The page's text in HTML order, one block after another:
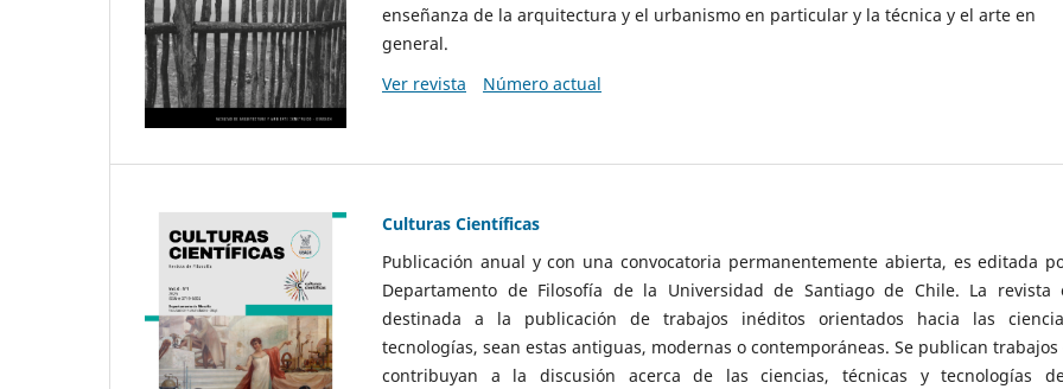
enseñanza de la arquitectura y el urbanismo en particular y la técnica y el arte en
general.
Ver revista
Número actual
Culturas Científicas
Publicación anual y con una convocatoria permanentemente abierta, es editada
Departamento de Filosofía de la Universidad de Santiago de Chile. La revista
destinada a la publicación de trabajos inéditos orientados hacia las
tecnologías, sean estas antiguas, modernas o contemporáneas. Se publican
contribuyan a la discusión acerca de las ciencias, técnicas y tecnologías